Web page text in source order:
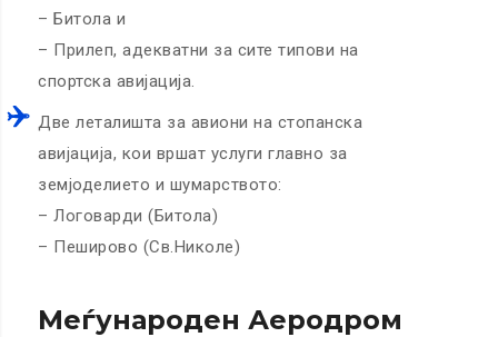
– Битола и
– Прилеп, адекватни за сите типови на
спортска авијација.
Две леталишта за авиони на стопанска
авијација, кои вршат услуги главно за
земјоделието и шумарството:
– Логоварди (Битола)
– Пеширово (Св.Николе)
Меѓународен Аеродром